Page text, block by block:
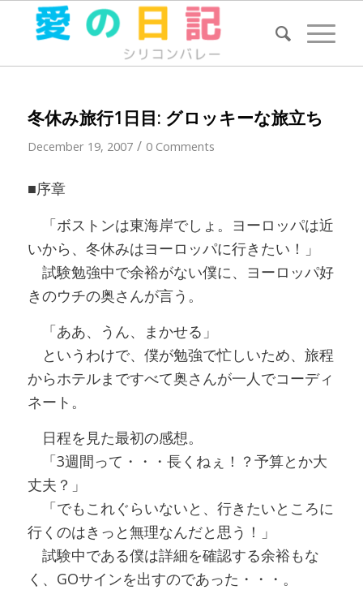
冬休み旅行1日目: グロッキーな旅立ち
December 19, 2007 / 0 Comments
■序章
「ボストンは東海岸でしょ。ヨーロッパは近
いから、冬休みはヨーロッパに行きたい！」
試験勉強中で余裕がない僕に、ヨーロッパ好
きのウチの奥さんが言う。
「ああ、うん、まかせる」
というわけで、僕が勉強で忙しいため、旅程
からホテルまですべて奥さんが一人でコーディ
ネート。
日程を見た最初の感想。
「3週間って・・・長くねぇ！？予算とか大
丈夫？」
「でもこれぐらいないと、行きたいところに
行くのはきっと無理なんだと思う！」
試験中である僕は詳細を確認する余裕もな
く、GOサインを出すのであった・・・。